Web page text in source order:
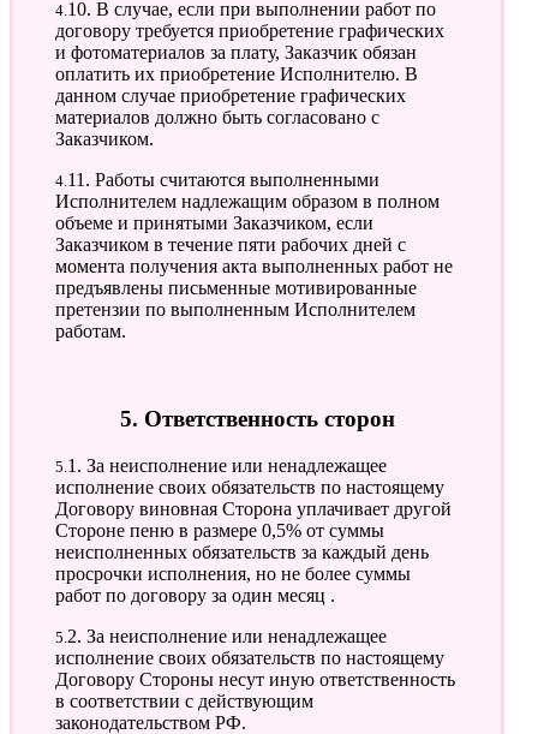
4.10. В случае, если при выполнении работ по
договору требуется приобретение графических
и фотоматериалов за плату, Заказчик обязан
оплатить их приобретение Исполнителю. В
данном случае приобретение графических
материалов должно быть согласовано с
Заказчиком.
4.11. Работы считаются выполненными
Исполнителем надлежащим образом в полном
объеме и принятыми Заказчиком, если
Заказчиком в течение пяти рабочих дней с
момента получения акта выполненных работ не
предъявлены письменные мотивированные
претензии по выполненным Исполнителем
работам.
5. Ответственность сторон
5.1. За неисполнение или ненадлежащее
исполнение своих обязательств по настоящему
Договору виновная Сторона уплачивает другой
Стороне пеню в размере 0,5% от суммы
неисполненных обязательств за каждый день
просрочки исполнения, но не более суммы
работ по договору за один месяц .
5.2. За неисполнение или ненадлежащее
исполнение своих обязательств по настоящему
Договору Стороны несут иную ответственность
в соответствии с действующим
законодательством РФ.